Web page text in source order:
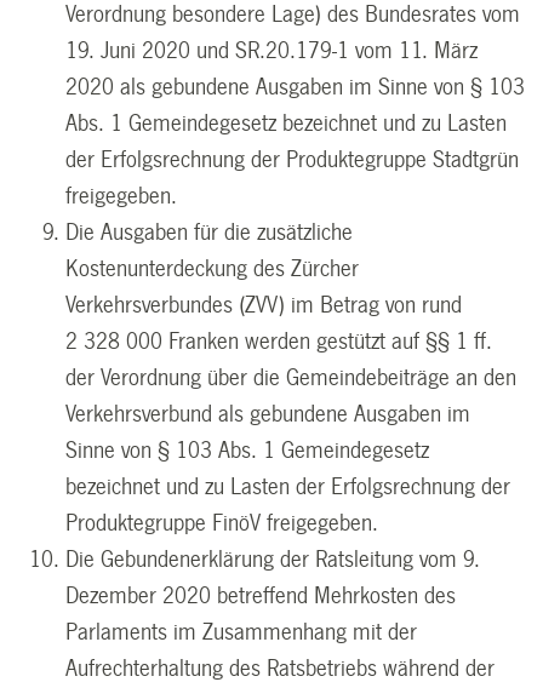
Verordnung besondere Lage) des Bundesrates vom
19. Juni 2020 und SR.20.179-1 vom 11. März
2020 als gebundene Ausgaben im Sinne von § 103
Abs. 1 Gemeindegesetz bezeichnet und zu Lasten
der Erfolgsrechnung der Produktegruppe Stadtgrün
freigegeben.
Die Ausgaben für die zusätzliche
Kostenunterdeckung des Zürcher
Verkehrsverbundes (ZVV) im Betrag von rund
2 328 000 Franken werden gestützt auf §§ 1 ff.
der Verordnung über die Gemeindebeiträge an den
Verkehrsverbund als gebundene Ausgaben im
Sinne von § 103 Abs. 1 Gemeindegesetz
bezeichnet und zu Lasten der Erfolgsrechnung der
Produktegruppe FinöV freigegeben.
Die Gebundenerklärung der Ratsleitung vom 9.
Dezember 2020 betreffend Mehrkosten des
Parlaments im Zusammenhang mit der
Aufrechterhaltung des Ratsbetriebs während der